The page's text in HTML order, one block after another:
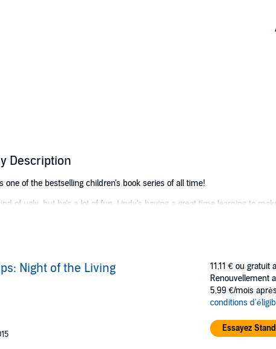
Description
of the bestselling children's book series of all time!
of ugly, but he's a lot of fun. Lindy's having a great time learning to
Why does Lindy always have all the luck?
begin to happen. Nasty things. Evil things. No way a dummy can be
Night of the Living
11,11 € ou gratuit
Renouvellement
5,99 €/mois
conditions
Essayez